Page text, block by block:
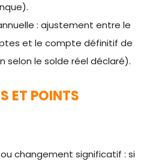
: ajustement entre le
et le compte définitif de
selon le solde réel déclaré).
ET POINTS
changement significatif : si